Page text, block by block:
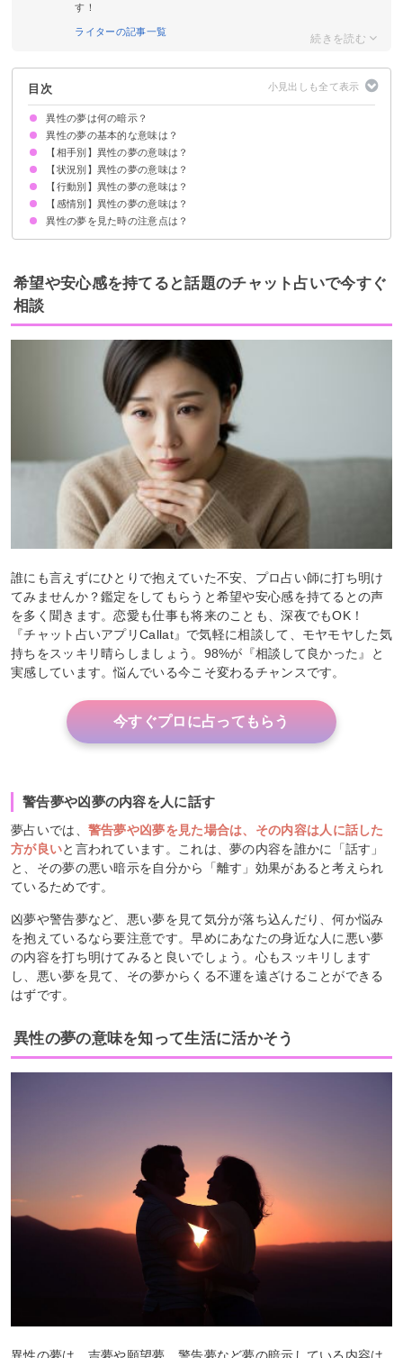
す！
ライターの記事一覧
目次
異性の夢は何の暗示？
異性の夢の基本的な意味は？
理想の相手を表す
状況によって意味が決まる
【相手別】異性の夢の意味は？
異性の友達の夢【願望夢】
知らない異性の夢【吉夢】
知り合いの異性の夢【願望夢】
たくさんの異性の夢【願望夢】
異性の同級生の夢【願望夢】
異性が元彼の夢【凶夢】
【状況別】異性の夢の意味は？
異性とお風呂に入る夢【願望夢】
異性に好かれる夢【吉夢】
異性と一緒に寝る夢【警告夢】
異性と密着する夢【吉夢】
異性から体を求められる夢【願望夢】
異性に抱っこされる夢【吉夢】
異性と坂道にいる夢【吉夢】
異性が隣の席に座る【願望夢】
異性と手をつなぐ夢【願望夢】
異性と遊ぶ夢【吉夢】
異性に褒められる夢【願望夢】
異性と喧嘩する夢【逆夢】
異性とキスをする夢【警告夢】
【行動別】異性の夢の意味は？
異性と話す夢【願望夢】
異性と手を繋ぐ夢【願望夢】
異性とイチャイチャする夢【吉夢】
異性とデートする夢【吉夢】
異性から告白される・する夢【吉夢・願望夢】
異性が寝ている夢【凶夢】
異性から電話がかかってくる夢【願望夢】
異性に甘えられる夢【吉夢】
異性に甘える夢【願望夢】
異性に守られる夢【吉夢】
異性を守る夢【願望夢】
異性に手を振られる夢【吉夢】
異性に挨拶される夢【吉夢】
【感情別】異性の夢の意味は？
異性が出てきて心地いい夢【吉夢】
異性が出てきて楽しい夢【吉夢】
異性が出てきて悲しい夢【警告夢】
異性の夢を見た時の注意点は？
吉夢なら人に話さない
警告夢や凶夢の内容を人に話す
希望や安心感を持てると話題のチャット占いで今すぐ
相談
誰にも言えずにひとりで抱えていた不安、プロ占い師に打ち明け
てみませんか？鑑定をしてもらうと希望や安心感を持てるとの声
を多く聞きます。恋愛も仕事も将来のことも、深夜でもOK！
『チャット占いアプリCallat』で気軽に相談して、モヤモヤした気
持ちをスッキリ晴らしましょう。98%が『相談して良かった』と
実感しています。悩んでいる今こそ変わるチャンスです。
今すぐプロに占ってもらう
警告夢や凶夢の内容を人に話す
夢占いでは、 警告夢や凶夢を見た場合は、その内容は人に話した
方が良いと言われています。これは、夢の内容を誰かに「話す」
と、その夢の悪い暗示を自分から「離す」効果があると考えられ
ているためです。
凶夢や警告夢など、悪い夢を見て気分が落ち込んだり、何か悩み
を抱えているなら要注意です。早めにあなたの身近な人に悪い夢
の内容を打ち明けてみると良いでしょう。心もスッキリします
し、悪い夢を見て、その夢からくる不運を遠ざけることができる
はずです。
異性の夢の意味を知って生活に活かそう